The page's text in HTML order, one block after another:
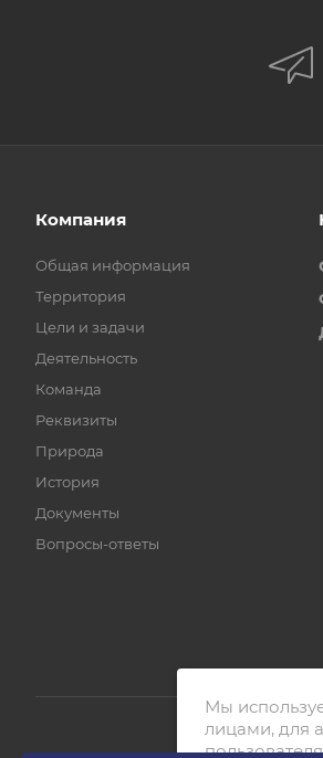
Компания
Общая информация
Территория
Цели и задачи
Деятельность
Команда
Реквизиты
Природа
История
Документы
Вопросы-ответы
Мы
лицами, для